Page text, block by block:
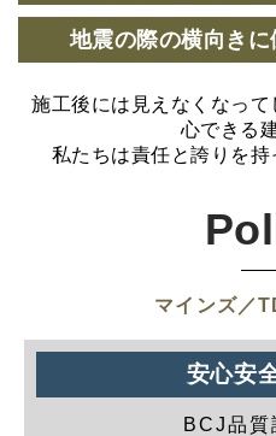
地震の際の横向き
施工後には見えなくなっ
心できる
私たちは責任と誇りを持
マインズ／
安心安
BCJ品質